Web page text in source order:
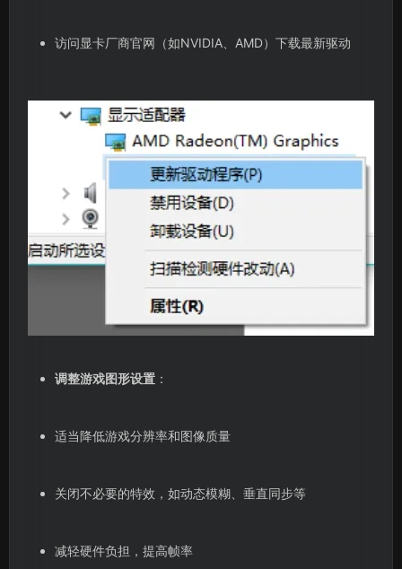
访问显卡厂商官网（如NVIDIA、AMD）下载最新驱动
调整游戏图形设置：
适当降低游戏分辨率和图像质量
关闭不必要的特效，如动态模糊、垂直同步等
减轻硬件负担，提高帧率